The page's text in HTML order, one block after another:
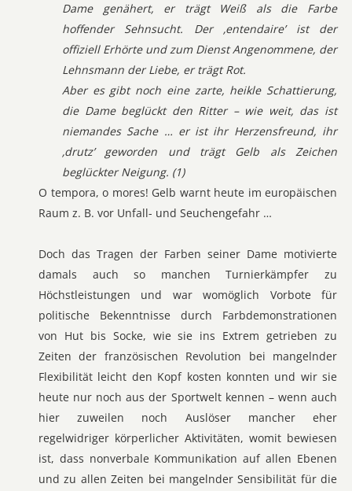
Dame genähert, er trägt Weiß als die Farbe
hoffender Sehnsucht. Der ‚entendaire’ ist der
offiziell Erhörte und zum Dienst Angenommene, der
Lehnsmann der Liebe, er trägt Rot.
Aber es gibt noch eine zarte, heikle Schattierung,
die Dame beglückt den Ritter – wie weit, das ist
niemandes Sache … er ist ihr Herzensfreund, ihr
‚drutz’ geworden und trägt Gelb als Zeichen
beglückter Neigung. (1)
O tempora, o mores! Gelb warnt heute im europäischen
Raum z. B. vor Unfall- und Seuchengefahr …
Doch das Tragen der Farben seiner Dame motivierte
damals auch so manchen Turnierkämpfer zu
Höchstleistungen und war womöglich Vorbote für
politische Bekenntnisse durch Farbdemonstrationen
von Hut bis Socke, wie sie ins Extrem getrieben zu
Zeiten der französischen Revolution bei mangelnder
Flexibilität leicht den Kopf kosten konnten und wir sie
heute nur noch aus der Sportwelt kennen – wenn auch
hier zuweilen noch Auslöser mancher eher
regelwidriger körperlicher Aktivitäten, womit bewiesen
ist, dass nonverbale Kommunikation auf allen Ebenen
und zu allen Zeiten bei mangelnder Sensibilität für die